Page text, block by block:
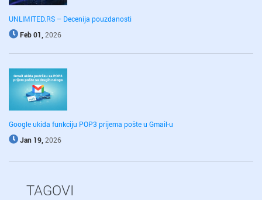
UNLIMITED.RS – Decenija pouzdanosti
Feb 01, 2026
Google ukida funkciju POP3 prijema pošte u Gmail-u
Jan 19, 2026
TAGOVI